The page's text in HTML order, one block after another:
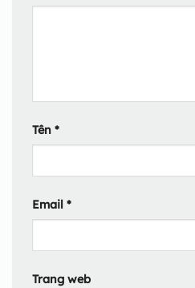
Tên *
Email *
Trang web